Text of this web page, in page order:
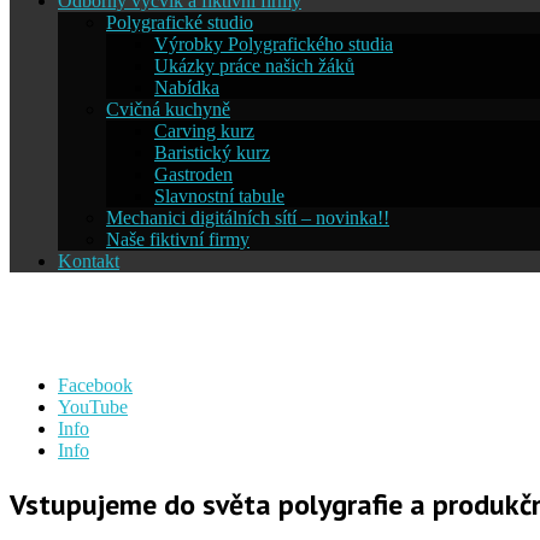
Polygrafické studio
Výrobky Polygrafického studia
Ukázky práce našich žáků
Nabídka
Cvičná kuchyně
Carving kurz
Baristický kurz
Gastroden
Slavnostní tabule
Mechanici digitálních sítí – novinka!!
Naše fiktivní firmy
Kontakt
Facebook
YouTube
Info
Info
Vstupujeme do světa polygrafie a